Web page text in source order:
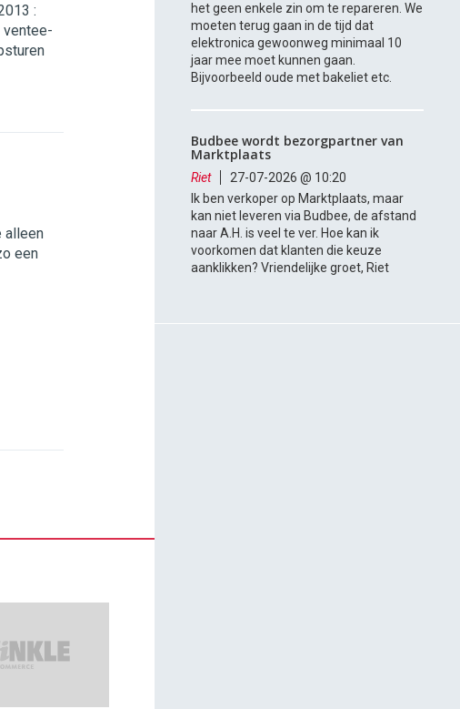
:
ventee-
alleen
een
het geen enkele zin om te repareren. We
moeten terug gaan in de tijd dat
elektronica gewoonweg minimaal 10
jaar mee moet kunnen gaan.
Bijvoorbeeld oude met bakeliet etc.
Budbee wordt bezorgpartner van
Marktplaats
Riet
27-07-2026 @ 10:20
Ik ben verkoper op Marktplaats, maar
kan niet leveren via Budbee, de afstand
naar A.H. is veel te ver. Hoe kan ik
voorkomen dat klanten die keuze
aanklikken? Vriendelijke groet, Riet